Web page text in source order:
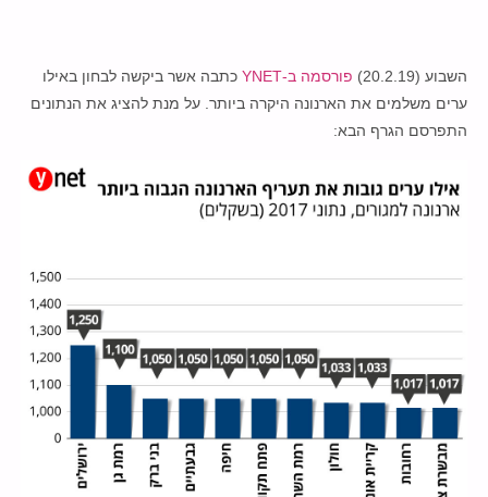
השבוע (20.2.19) פורסמה ב-YNET
כתבה אשר ביקשה לבחון באילו
ערים משלמים את הארנונה היקרה ביותר. על מנת להציג את הנתונים
התפרסם הגרף הבא: